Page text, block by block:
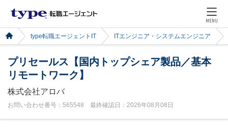
MENU
type転職エージェントIT ITエンジニア・システムエンジニア
プリセールス【国内トップシェア製品／基本
リモートワーク】
株式会社アロバ
お問い合わせ番号：565548 最終確認日：2026年08月08日